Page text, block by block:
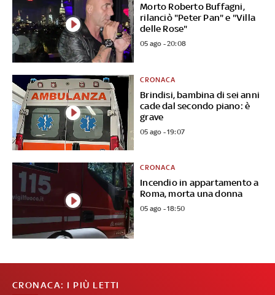
Morto Roberto Buffagni,
rilanciò "Peter Pan" e "Villa
delle Rose"
05 ago - 20:08
Brindisi, bambina di sei anni
cade dal secondo piano: è
grave
CRONACA
05 ago - 19:07
Incendio in appartamento a
Roma, morta una donna
CRONACA
05 ago - 18:50
CRONACA: I PIÙ LETTI